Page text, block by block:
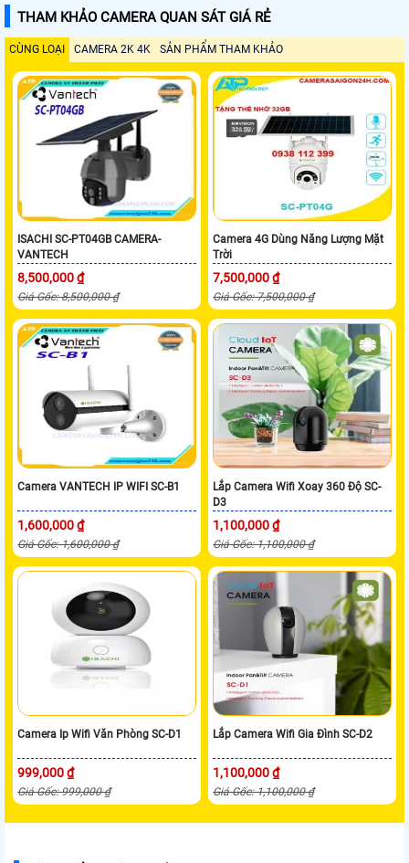
THAM KHẢO CAMERA QUAN SÁT GIÁ RẺ
CÙNG LOẠI CAMERA 2K 4K SẢN PHẨM THAM KHẢO
ISACHI SC-PT04GB CAMERA-
VANTECH
8,500,000 ₫
Giá Gốc: 8,500,000 ₫
Camera 4G Dùng Năng Lượng Mặt
Trời
7,500,000 ₫
Giá Gốc: 7,500,000 ₫
Camera VANTECH IP WIFI SC-B1
1,600,000 ₫
Giá Gốc: 1,600,000 ₫
Lắp Camera Wifi Xoay 360 Độ SC-
D3
1,100,000 ₫
Giá Gốc: 1,100,000 ₫
Camera Ip Wifi Văn Phòng SC-D1
999,000 ₫
Giá Gốc: 999,000 ₫
Lắp Camera Wifi Gia Đình SC-D2
1,100,000 ₫
Giá Gốc: 1,100,000 ₫